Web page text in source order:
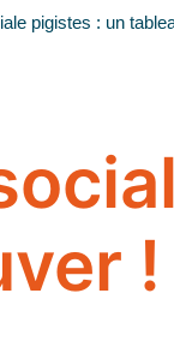
pigistes : un
!